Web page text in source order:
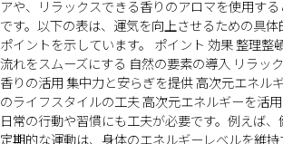
アや、リラックスできる香りのアロマを使用す
です。以下の表は、運気を向上させるための具
ポイントを示しています。 ポイント 効果 整理整
流れをスムーズにする 自然の要素の導入 リラッ
香りの活用 集中力と安らぎを提供 高次元エネル
のライフスタイルの工夫 高次元エネルギーを活用
日常の行動や習慣にも工夫が必要です。例えば
定期的な運動は、身体のエネルギーレベルを維